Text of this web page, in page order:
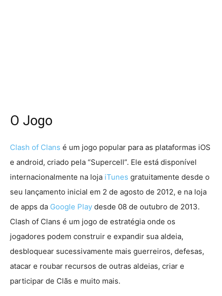
O Jogo
Clash of Clans é um jogo popular para as plataformas iOS
e android, criado pela “Supercell”. Ele está disponível
internacionalmente na loja iTunes gratuitamente desde o
seu lançamento inicial em 2 de agosto de 2012, e na loja
de apps da Google Play desde 08 de outubro de 2013.
Clash of Clans é um jogo de estratégia onde os
jogadores podem construir e expandir sua aldeia,
desbloquear sucessivamente mais guerreiros, defesas,
atacar e roubar recursos de outras aldeias, criar e
participar de Clãs e muito mais.